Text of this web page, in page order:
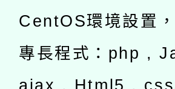
CentOS環境設置
專長程式：php ,
ajax , Html5 ,